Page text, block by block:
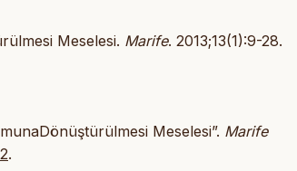
Meselesi. Marife. 2013;13(1):9-28.
Meselesi”. Marife
.